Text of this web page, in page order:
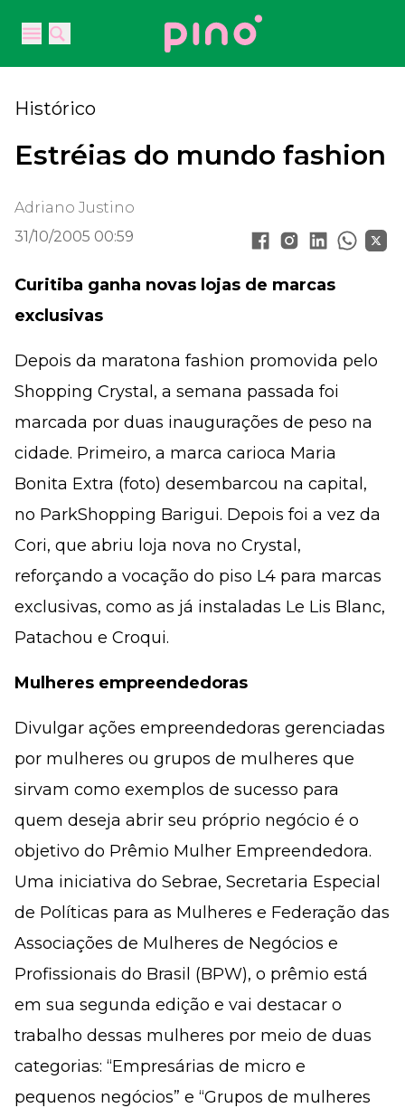
Open main menu
Open main menu
Your Company
Histórico
Estréias do mundo fashion
Adriano Justino
31/10/2005 00:59
Curitiba ganha novas lojas de marcas
exclusivas
Depois da maratona fashion promovida pelo
Shopping Crystal, a semana passada foi
marcada por duas inaugurações de peso na
cidade. Primeiro, a marca carioca Maria
Bonita Extra (foto) desembarcou na capital,
no ParkShopping Barigui. Depois foi a vez da
Cori, que abriu loja nova no Crystal,
reforçando a vocação do piso L4 para marcas
exclusivas, como as já instaladas Le Lis Blanc,
Patachou e Croqui.
Mulheres empreendedoras
Divulgar ações empreendedoras gerenciadas
por mulheres ou grupos de mulheres que
sirvam como exemplos de sucesso para
quem deseja abrir seu próprio negócio é o
objetivo do Prêmio Mulher Empreendedora.
Uma iniciativa do Sebrae, Secretaria Especial
de Políticas para as Mulheres e Federação das
Associações de Mulheres de Negócios e
Profissionais do Brasil (BPW), o prêmio está
em sua segunda edição e vai destacar o
trabalho dessas mulheres por meio de duas
categorias: “Empresárias de micro e
pequenos negócios” e “Grupos de mulheres